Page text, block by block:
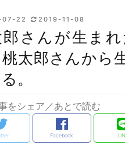
07-22 2019-11-08
郎さんが生ま
桃太郎さんから
。
をシェア／あとで読む
Facebook